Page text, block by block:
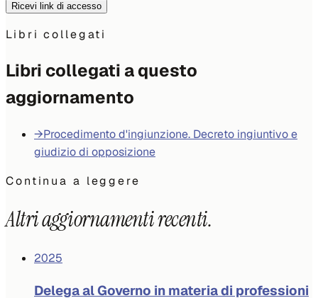
Ricevi link di accesso
Libri collegati
Libri collegati a questo
aggiornamento
→Procedimento d'ingiunzione. Decreto ingiuntivo e
giudizio di opposizione
Continua a leggere
Altri aggiornamenti recenti.
2025
Delega al Governo in materia di professioni